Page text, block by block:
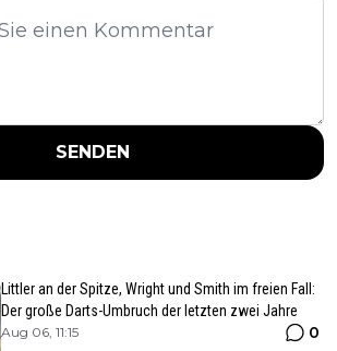
SENDEN
Littler an der Spitze, Wright und Smith im freien Fall:
Der große Darts-Umbruch der letzten zwei Jahre
Aug 06, 11:15 0